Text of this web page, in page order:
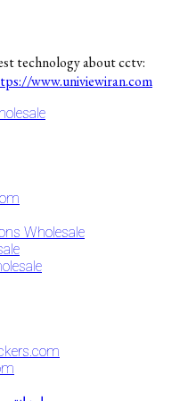
technology about cctv:
www.univiewiran.com
Wholesale